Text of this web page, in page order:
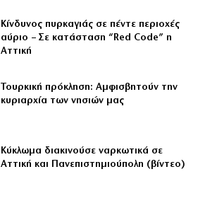
Κίνδυνος πυρκαγιάς σε πέντε περιοχές
αύριο – Σε κατάσταση “Red Code” η
Αττική
Τουρκική πρόκληση: Αμφισβητούν την
κυριαρχία των νησιών μας
Κύκλωμα διακινούσε ναρκωτικά σε
Αττική και Πανεπιστημιούπολη (βίντεο)